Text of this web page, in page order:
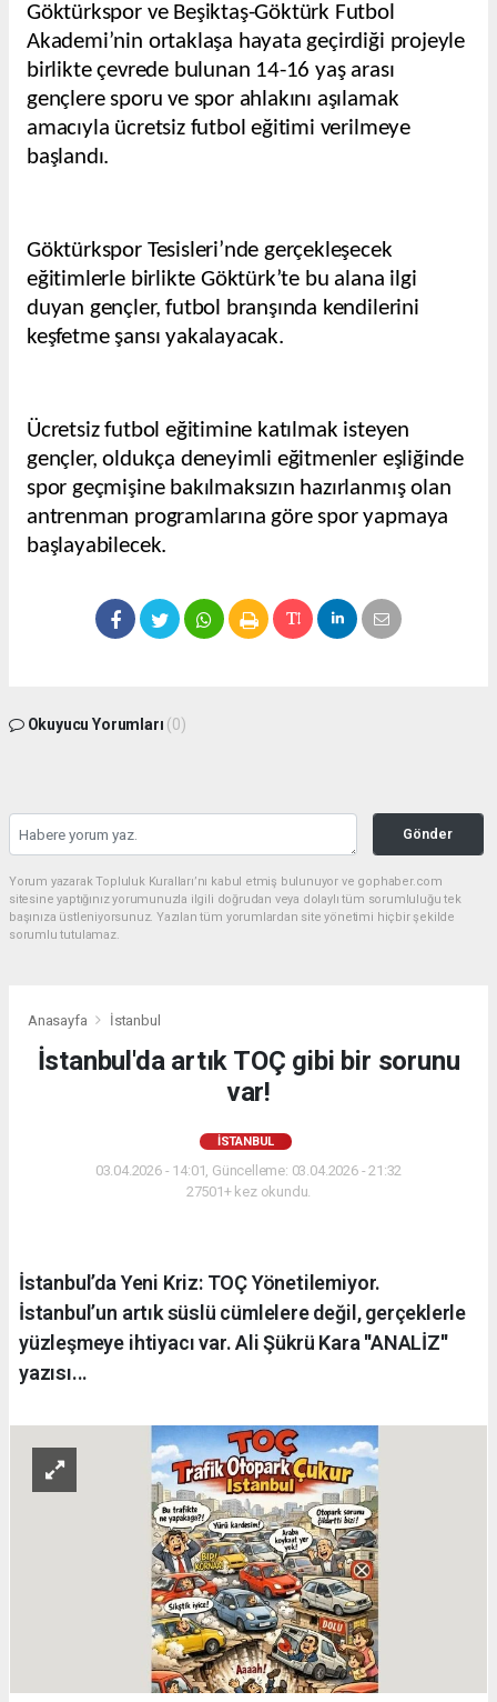
Göktürkspor ve Beşiktaş-Göktürk Futbol
Akademi’nin ortaklaşa hayata geçirdiği projeyle
birlikte çevrede bulunan 14-16 yaş arası
gençlere sporu ve spor ahlakını aşılamak
amacıyla ücretsiz futbol eğitimi verilmeye
başlandı.
Göktürkspor Tesisleri’nde gerçekleşecek
eğitimlerle birlikte Göktürk’te bu alana ilgi
duyan gençler, futbol branşında kendilerini
keşfetme şansı yakalayacak.
Ücretsiz futbol eğitimine katılmak isteyen
gençler, oldukça deneyimli eğitmenler eşliğinde
spor geçmişine bakılmaksızın hazırlanmış olan
antrenman programlarına göre spor yapmaya
başlayabilecek.
Okuyucu Yorumları (0)
Gönder
Yorum yazarak Topluluk Kuralları’nı kabul etmiş bulunuyor ve gophaber.com
sitesine yaptığınız yorumunuzla ilgili doğrudan veya dolaylı tüm sorumluluğu tek
başınıza üstleniyorsunuz. Yazılan tüm yorumlardan site yönetimi hiçbir şekilde
sorumlu tutulamaz.
Anasayfa İstanbul
İstanbul'da artık TOÇ gibi bir sorunu
var!
İSTANBUL
03.04.2026 - 14:01, Güncelleme: 03.04.2026 - 21:32
27501+ kez okundu.
İstanbul’da Yeni Kriz: TOÇ Yönetilemiyor.
İstanbul’un artık süslü cümlelere değil, gerçeklerle
yüzleşmeye ihtiyacı var. Ali Şükrü Kara ''ANALİZ''
yazısı...